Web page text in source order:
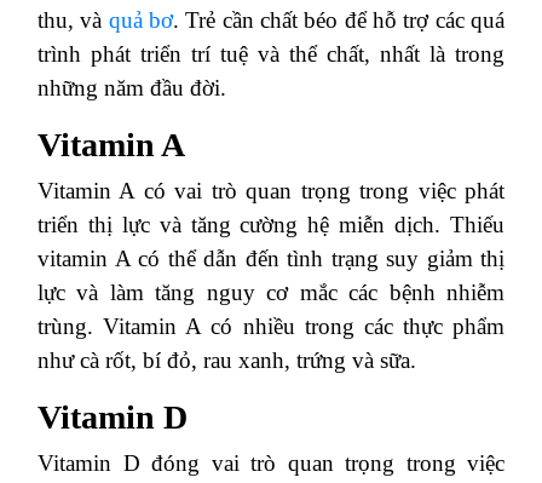
thu, và quả bơ. Trẻ cần chất béo để hỗ trợ các quá
trình phát triển trí tuệ và thể chất, nhất là trong
những năm đầu đời.
Vitamin A
Vitamin A có vai trò quan trọng trong việc phát
triển thị lực và tăng cường hệ miễn dịch. Thiếu
vitamin A có thể dẫn đến tình trạng suy giảm thị
lực và làm tăng nguy cơ mắc các bệnh nhiễm
trùng. Vitamin A có nhiều trong các thực phẩm
như cà rốt, bí đỏ, rau xanh, trứng và sữa.
Vitamin D
Vitamin D đóng vai trò quan trọng trong việc